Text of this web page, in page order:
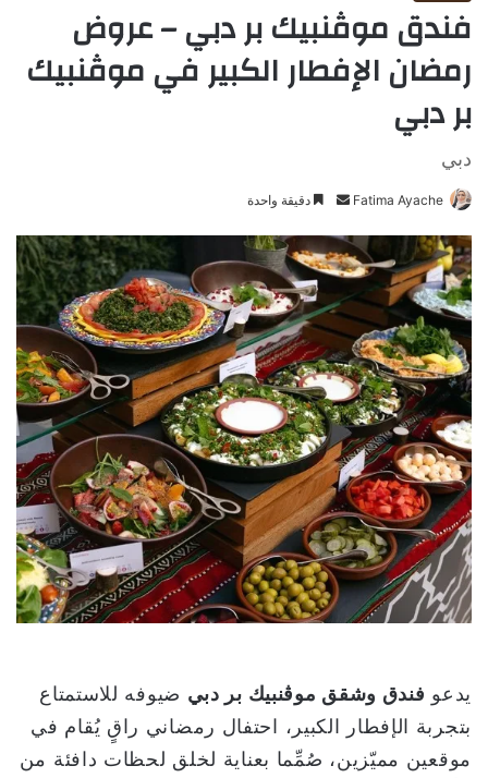
فندق موڤنبيك بر دبي – عروض
رمضان الإفطار الكبير في موڤنبيك
بر دبي
دبي
Fatima Ayache
س
ل
ب
ر
ي
د
ا
ل
ك
ت
ر
و
ن
دقيقة واحدة
يدعو فندق وشقق موڤنبيك بر دبي ضيوفه للاستمتاع
بتجربة الإفطار الكبير، احتفال رمضاني راقٍ يُقام في
موقعين مميّزين، صُمِّما بعناية لخلق لحظات دافئة من